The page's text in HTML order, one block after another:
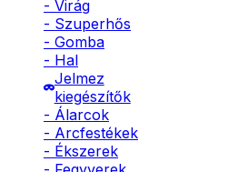
- Virág
- Szuperhős
- Gomba
- Hal
Jelmez
kiegészítők
- Álarcok
- Arcfestékek
- Ékszerek